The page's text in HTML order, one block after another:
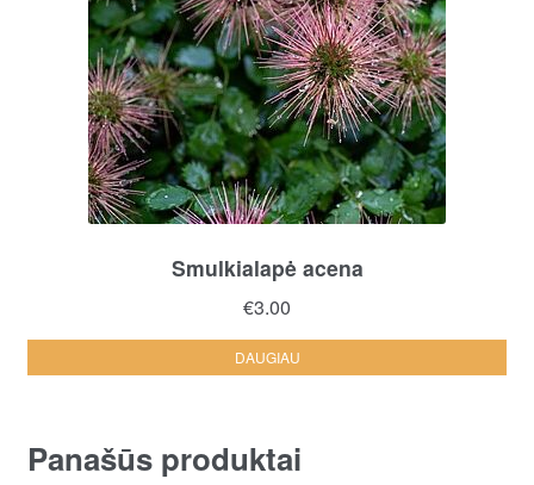
Smulkialapė acena
€3.00
DAUGIAU
Panašūs produktai